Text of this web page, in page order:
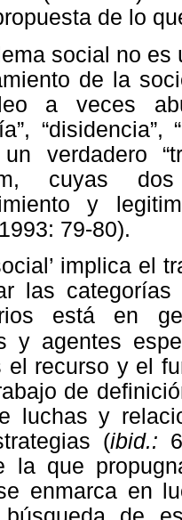
de lo
social no
de la
a veces
un verdadero
cuyas
y
79-80).
implica el
las
está en
y agentes
el recurso y el
de
luchas y
(ibid.:
la que
enmarca en